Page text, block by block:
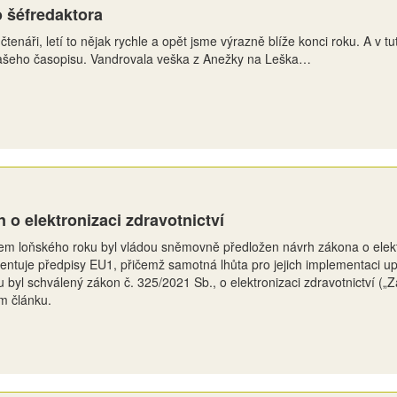
šéfredaktora
letí to nějak rychle a opět jsme výrazně blíže konci roku. A v
časopisu. Vandrovala veška z Anežky na Leška…
o elektronizaci zdravotnictví
loňského roku byl vládou sněmovně předložen návrh zákona o
předpisy EU1, přičemž samotná lhůta pro jejich implementaci
byl schválený zákon č. 325/2021 Sb., o elektronizaci zdravotnictví
článku.